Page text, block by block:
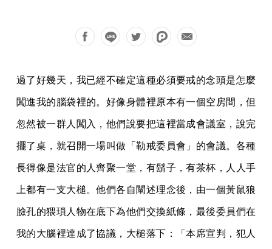
過了好幾天，我已經不確定這種必須要戒的念頭是怎麼
闖進我的腦袋裡的。好像身體裡原本有一個空房間，但
忽然被一群人闖入，他們說要把這裡當成會議室，說完
擺了桌，就召開一場叫做「勒戒委員會」的會議。各種
長得像是法官的人齊聚一堂，有鬍子，有茶杯，人人手
上都有一支大槌。他們各自闡述理念後，由一個黃鼠狼
臉孔的猥瑣人物在底下為他們交換紙條，最後委員們在
我的大腦裡達成了協議，大槌落下：「本席宣判，犯人